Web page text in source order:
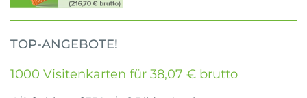
TOP-ANGEBOTE!
1000 Visitenkarten für 38,07 € brutto